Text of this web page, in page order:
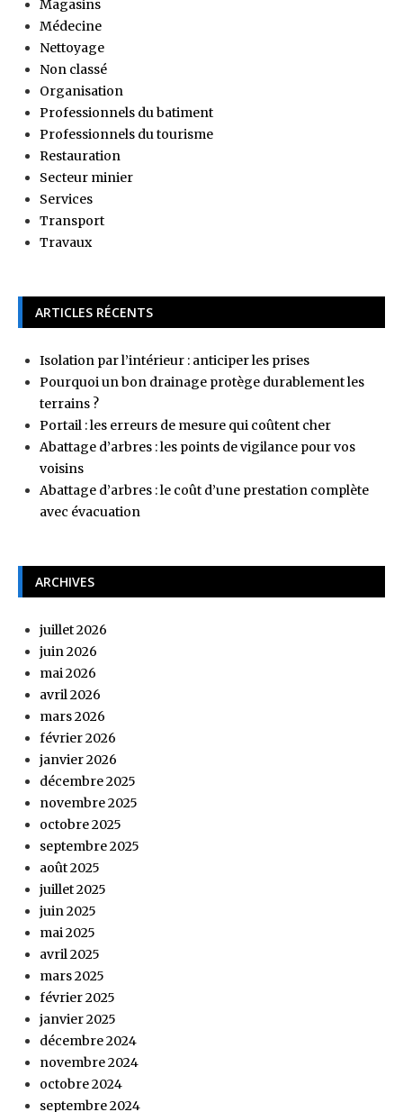
Magasins
Médecine
Nettoyage
Non classé
Organisation
Professionnels du batiment
Professionnels du tourisme
Restauration
Secteur minier
Services
Transport
Travaux
ARTICLES RÉCENTS
Isolation par l’intérieur : anticiper les prises
Pourquoi un bon drainage protège durablement les
terrains ?
Portail : les erreurs de mesure qui coûtent cher
Abattage d’arbres : les points de vigilance pour vos
voisins
Abattage d’arbres : le coût d’une prestation complète
avec évacuation
ARCHIVES
juillet 2026
juin 2026
mai 2026
avril 2026
mars 2026
février 2026
janvier 2026
décembre 2025
novembre 2025
octobre 2025
septembre 2025
août 2025
juillet 2025
juin 2025
mai 2025
avril 2025
mars 2025
février 2025
janvier 2025
décembre 2024
novembre 2024
octobre 2024
septembre 2024